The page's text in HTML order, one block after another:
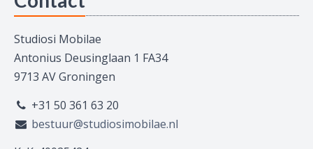
Studiosi Mobilae
Antonius Deusinglaan 1 FA34
9713 AV Groningen
+31 50 361 63 20
bestuur@studiosimobilae.nl